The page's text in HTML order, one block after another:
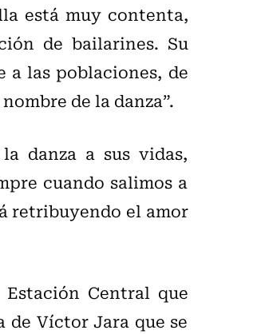
está muy contenta,
de bailarines. Su
las poblaciones, de
de la danza”.
danza a sus vidas,
cuando salimos a
retribuyendo el amor
Central que
de Víctor Jara que se